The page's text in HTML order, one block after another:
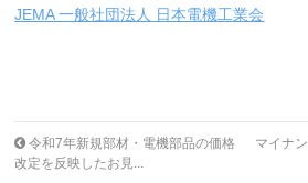
JEMA 一般社団法人 日本電機工業会
令和7年新規部材・電機部品の価格
改定を反映したお見...
マイナ